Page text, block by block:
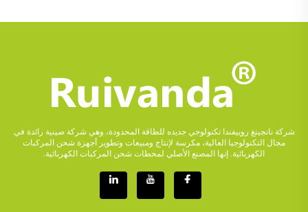
شركة نانجينغ روييفندا تكنولوجي جديده للطاقة المحدودة، وهي شركة صينية رائدة في
مجال التكنولوجيا العالية، مكرسة لإنتاج ومبيعات وتطوير أجهزة شحن المركبات
الكهربائية. إنها المصنع الأصلي لمحطات شحن المركبات الكهربائية.